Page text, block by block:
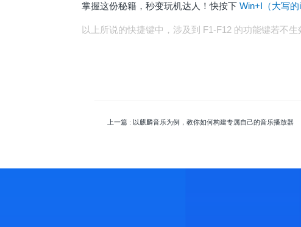
掌握这份秘籍，秒变玩机达人！快按下Win+I（大写
以上所说的快捷键中，涉及到 F1-F12 的功能键若不
上一篇 : 以麒麟音乐为例，教你如何构建专属自己的音乐播放器